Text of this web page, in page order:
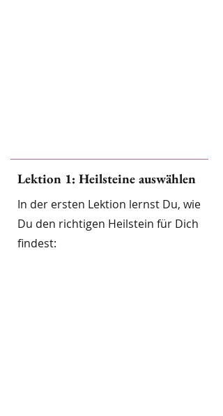
Lektion 1: Heilsteine auswählen
In der ersten Lektion lernst Du, wie
Du den richtigen Heilstein für Dich
findest: